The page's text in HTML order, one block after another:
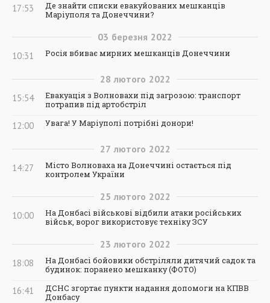
17:53
Де знайти списки евакуйованих мешканців
Маріуполя та Донеччини?
03 березня 2022
10:31 Росія вбиває мирних мешканців Донеччини
28 лютого 2022
15:54
Евакуація з Волновахи під загрозою: транспорт
потрапив під артобстріл
12:00 Увага! У Маріуполі потрібні донори!
27 лютого 2022
14:27
Місто Волноваха на Донеччині остається під
контролем України
25 лютого 2022
10:00
На Донбасі військові відбили атаки російських
військ, ворог використовує техніку ЗСУ
23 лютого 2022
18:08
На Донбасі бойовики обстріляли дитячий садок та
будинок: поранено мешканку (ФОТО)
16:41
ДСНС згортає пункти надання допомоги на КПВВ
Донбасу